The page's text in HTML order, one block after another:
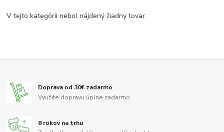
V tejto kategórii nebol nájdený žiadny tovar.
Doprava od 30€ zadarmo
Využite dopravu úplne zadarmo
8 rokov na trhu